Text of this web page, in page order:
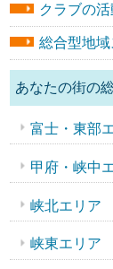
クラブの
総合型地
あなたの街の
富士・東部
甲府・峡中
峡北エリア
峡東エリア